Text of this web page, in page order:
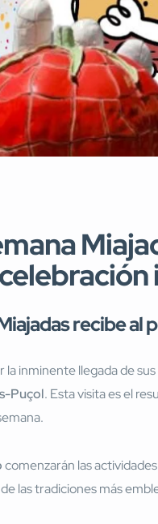
recibe
la inminente llegada de
Puçol. Esta visita es el
comenzarán las
las tradiciones más